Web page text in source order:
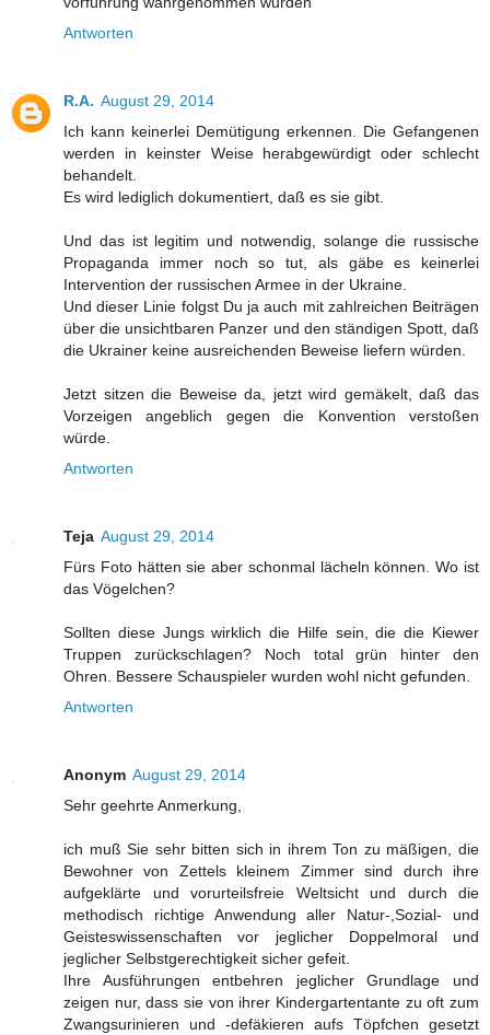
Antworten
R.A. August 29, 2014
Ich kann keinerlei Demütigung erkennen. Die Gefangenen
werden in keinster Weise herabgewürdigt oder schlecht
behandelt.
Es wird lediglich dokumentiert, daß es sie gibt.
Und das ist legitim und notwendig, solange die russische
Propaganda immer noch so tut, als gäbe es keinerlei
Intervention der russischen Armee in der Ukraine.
Und dieser Linie folgst Du ja auch mit zahlreichen Beiträgen
über die unsichtbaren Panzer und den ständigen Spott, daß
die Ukrainer keine ausreichenden Beweise liefern würden.
Jetzt sitzen die Beweise da, jetzt wird gemäkelt, daß das
Vorzeigen angeblich gegen die Konvention verstoßen
würde.
Antworten
Teja August 29, 2014
Fürs Foto hätten sie aber schonmal lächeln können. Wo ist
das Vögelchen?
Sollten diese Jungs wirklich die Hilfe sein, die die Kiewer
Truppen zurückschlagen? Noch total grün hinter den
Ohren. Bessere Schauspieler wurden wohl nicht gefunden.
Antworten
Anonym August 29, 2014
Sehr geehrte Anmerkung,
ich muß Sie sehr bitten sich in ihrem Ton zu mäßigen, die
Bewohner von Zettels kleinem Zimmer sind durch ihre
aufgeklärte und vorurteilsfreie Weltsicht und durch die
methodisch richtige Anwendung aller Natur-,Sozial- und
Geisteswissenschaften vor jeglicher Doppelmoral und
jeglicher Selbstgerechtigkeit sicher gefeit.
Ihre Ausführungen entbehren jeglicher Grundlage und
zeigen nur, dass sie von ihrer Kindergartentante zu oft zum
Zwangsurinieren und -defäkieren aufs Töpfchen gesetzt